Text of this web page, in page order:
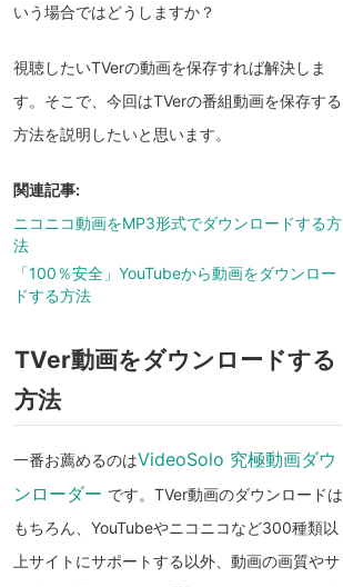
いう場合ではどうしますか？
視聴したいTVerの動画を保存すれば解決しま
す。そこで、今回はTVerの番組動画を保存する
方法を説明したいと思います。
関連記事:
ニコニコ動画をMP3形式でダウンロードする方
法
「100％安全」YouTubeから動画をダウンロー
ドする方法
TVer動画をダウンロードする
方法
一番お薦めるのはVideoSolo 究極動画ダウ
ンローダー です。TVer動画のダウンロードは
もちろん、YouTubeやニコニコなど300種類以
上サイトにサポートする以外、動画の画質やサ